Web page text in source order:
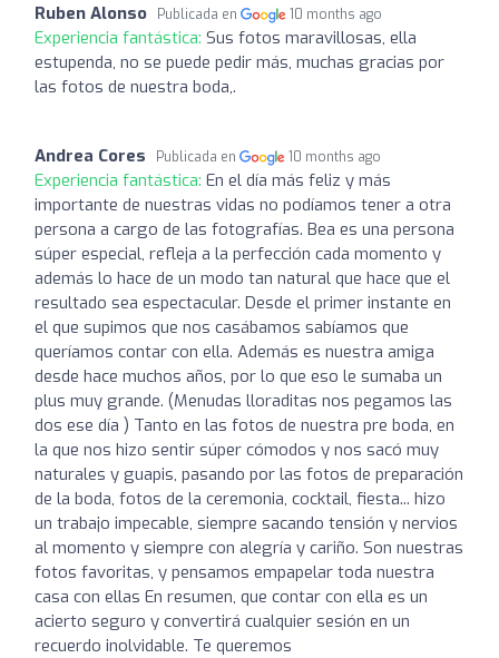
Ruben Alonso Publicada en 10 months ago
Experiencia fantástica: Sus fotos maravillosas, ella
estupenda, no se puede pedir más, muchas gracias por
las fotos de nuestra boda,.
Andrea Cores Publicada en 10 months ago
Experiencia fantástica: En el día más feliz y más
importante de nuestras vidas no podíamos tener a otra
persona a cargo de las fotografías. Bea es una persona
súper especial, refleja a la perfección cada momento y
además lo hace de un modo tan natural que hace que el
resultado sea espectacular. Desde el primer instante en
el que supimos que nos casábamos sabíamos que
queríamos contar con ella. Además es nuestra amiga
desde hace muchos años, por lo que eso le sumaba un
plus muy grande. (Menudas lloraditas nos pegamos las
dos ese día ) Tanto en las fotos de nuestra pre boda, en
la que nos hizo sentir súper cómodos y nos sacó muy
naturales y guapis, pasando por las fotos de preparación
de la boda, fotos de la ceremonia, cocktail, fiesta... hizo
un trabajo impecable, siempre sacando tensión y nervios
al momento y siempre con alegría y cariño. Son nuestras
fotos favoritas, y pensamos empapelar toda nuestra
casa con ellas En resumen, que contar con ella es un
acierto seguro y convertirá cualquier sesión en un
recuerdo inolvidable. Te queremos